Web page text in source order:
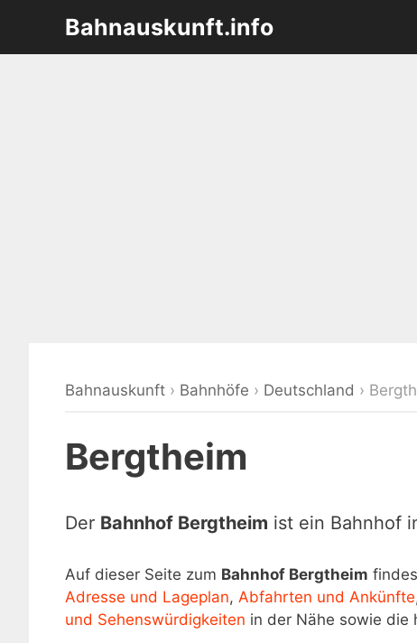
springen
Bahnauskunft.info
Bahnauskunft › Bahnhöfe › Deutschland ›
Bergtheim
Der Bahnhof Bergtheim ist ein Bahnhof
Auf dieser Seite zum Bahnhof Bergtheim
Adresse und Lageplan, Abfahrten und Ankünfte
und Sehenswürdigkeiten in der Nähe sowie die